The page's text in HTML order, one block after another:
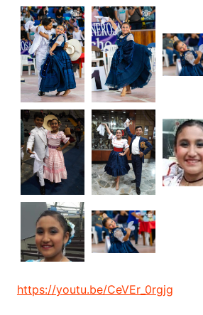
https://youtu.be/CeVEr_0rgjg